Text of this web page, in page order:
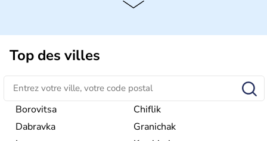
Pays situé dans la péninsule balkanique, laBulgarieest
bordée par la mer Noire à l’est, par la Grèce et la Turquie
au Sud. Très puissant au Moyen-Âge, c’est aujourd’hui
une république parlementaire démocratique. La principale
caractéristique de laBulgarieest sa division en bandes de
montagnes et de plaines orientées est-ouest.
Top des villes
Borovitsa
Chiflik
Dabravka
Granichak